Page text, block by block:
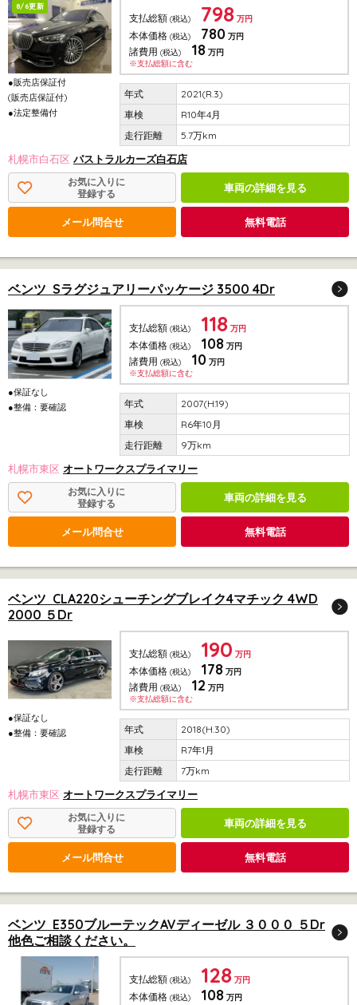
8/6更新
●販売店保証付
(販売店保証付)
●法定整備付
支払総額 (税込) 798 万円
本体価格 (税込) 780 万円
諸費用 (税込) 18 万円
※支払総額に含む
2021(R.3)
R10年4月
5.7万km
札幌市白石区 パストラルカーズ白石店
お気に入りに
登録する
車両の詳細を見る
メール問合せ 無料電話
ベンツ Sラグジュアリーパッケージ 3500 4Dr
●保証なし
●整備：要確認
支払総額 (税込) 118 万円
本体価格 (税込) 108 万円
諸費用 (税込) 10 万円
※支払総額に含む
2007(H.19)
R6年10月
9万km
札幌市東区 オートワークスプライマリー
お気に入りに
登録する
車両の詳細を見る
メール問合せ 無料電話
ベンツ CLA220シューチングブレイク4マチック 4WD
2000 ５Dr
●保証なし
●整備：要確認
支払総額 (税込) 190 万円
本体価格 (税込) 178 万円
諸費用 (税込) 12 万円
※支払総額に含む
2018(H.30)
R7年1月
7万km
札幌市東区 オートワークスプライマリー
お気に入りに
登録する
車両の詳細を見る
メール問合せ 無料電話
ベンツ E350ブルーテックAVディーゼル ３０００ ５Dr
他色ご相談ください。
支払総額 (税込) 128 万円
本体価格 (税込) 108 万円